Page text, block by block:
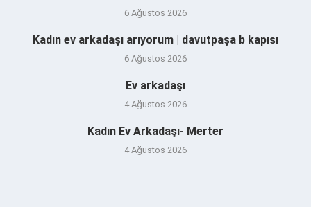
6 Ağustos 2026
Kadın ev arkadaşı arıyorum | davutpaşa b kapısı
6 Ağustos 2026
Ev arkadaşı
4 Ağustos 2026
Kadın Ev Arkadaşı- Merter
4 Ağustos 2026